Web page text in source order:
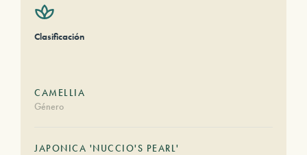
Clasificación
CAMELLIA
Género
JAPONICA 'NUCCIO'S PEARL'